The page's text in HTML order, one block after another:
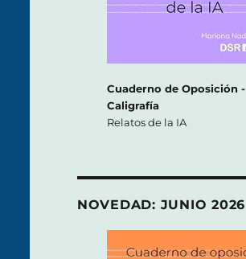
Cuaderno de Oposición -
Caligrafía
Relatos de la IA
NOVEDAD: JUNIO 2026